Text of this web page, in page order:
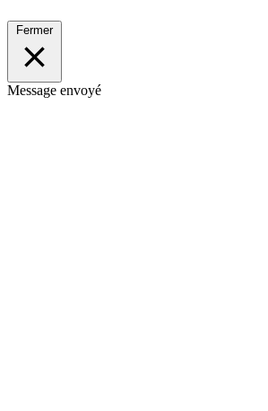
Fermer
Message envoyé